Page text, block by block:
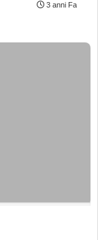
3 anni Fa